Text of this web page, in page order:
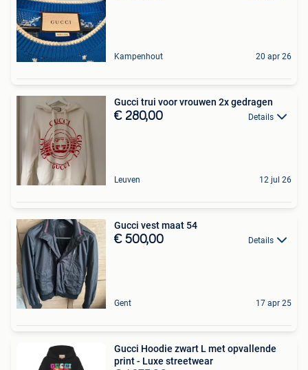
Kampenhout 20 apr 26
Gucci trui voor vrouwen 2x gedragen
€ 280,00 Details
Leuven 12 jul 26
Gucci vest maat 54
€ 500,00 Details
Gent 17 apr 25
Gucci Hoodie zwart L met opvallende
print - Luxe streetwear